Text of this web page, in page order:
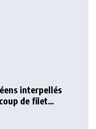
interpellés
de filet
clandestin